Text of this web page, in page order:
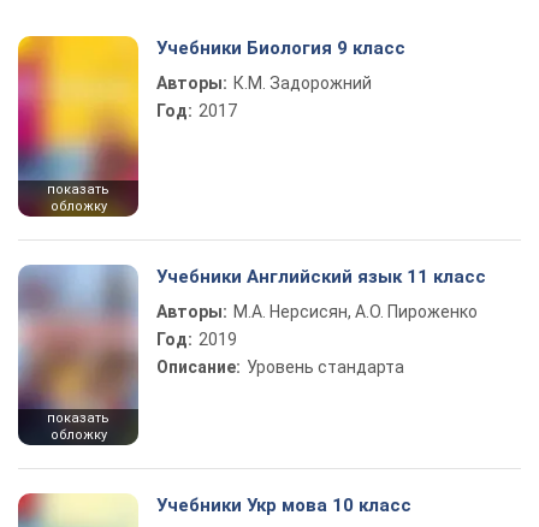
показать
обложку
Учебники Биология 9 класс
Авторы: К.М. Задорожний
Год: 2017
показать
обложку
Учебники Английский язык 11 класс
Авторы: М.А. Нерсисян, А.О. Пироженко
Год: 2019
Описание: Уровень стандарта
Учебники Укр мова 10 класс